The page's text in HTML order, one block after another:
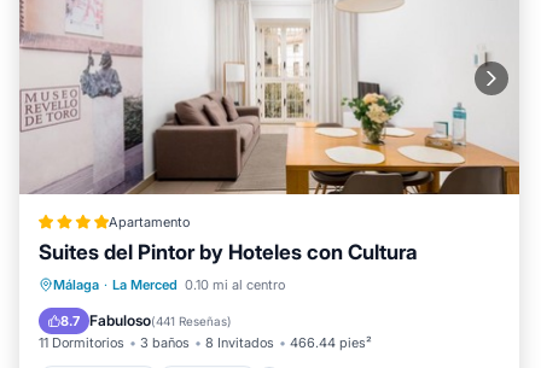
Apartamento
Suites del Pintor by Hoteles con Cultura
Málaga · La Merced 0.10 mi al centro
8.7 Fabuloso(441 Reseñas)
11 Dormitorios 3 baños 8 Invitados 466.44 pies²
Frente al mar
Desayuno
Aparcamiento